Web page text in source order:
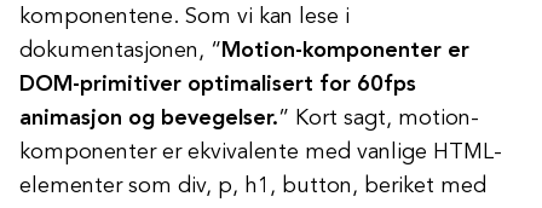
komponentene. Som vi kan lese i
dokumentasjonen, “ Motion-komponenter er
DOM-primitiver optimalisert for 60fps
animasjon og bevegelser.” Kort sagt, motion-
komponenter er ekvivalente med vanlige HTML-
elementer som div, p, h1, button, beriket med